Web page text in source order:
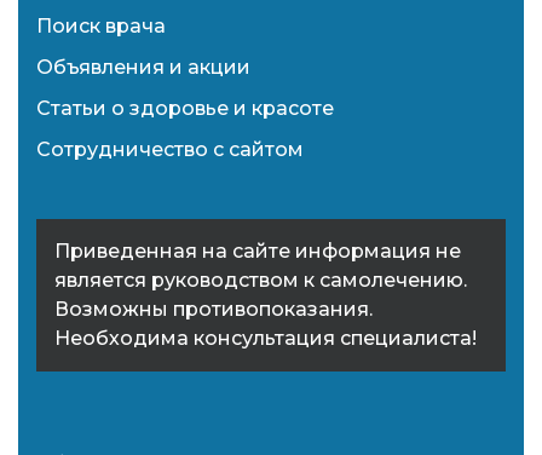
Поиск врача
Объявления и акции
Статьи о здоровье и красоте
Сотрудничество с сайтом
Приведенная на сайте информация не
является руководством к самолечению.
Возможны противопоказания.
Необходима консультация специалиста!